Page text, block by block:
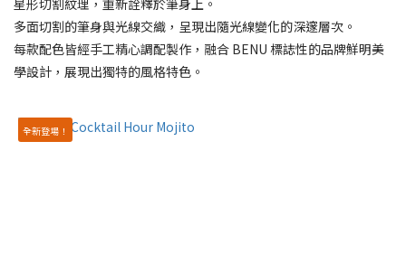
星形切割紋理，重新詮釋於筆身上。
多面切割的筆身與光線交織，呈現出隨光線變化的深邃層次。
每款配色皆經手工精心調配製作，融合 BENU 標誌性的品牌鮮明美
學設計，展現出獨特的風格特色。
全新登場！